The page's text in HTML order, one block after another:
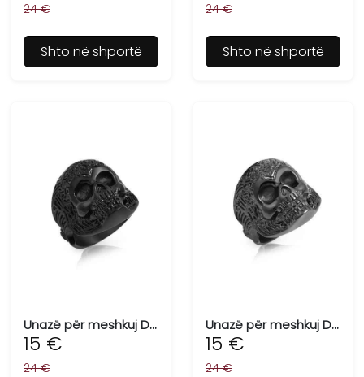
24 €
Shto në shportë
24 €
Shto në shportë
Unazë për meshkuj DANIEL KLEIN DKJ.2.2001-L-3
15 €
24 €
Unazë për meshkuj DANIEL KLEIN DKJ.2.2001-L-2
15 €
24 €